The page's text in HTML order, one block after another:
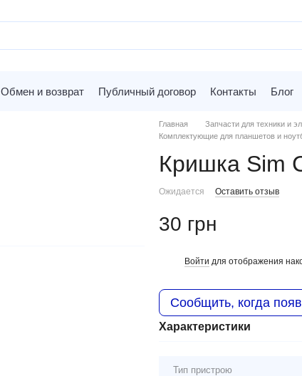
Обмен и возврат Публичный договор Контакты Блог
Главная Запчасти для техники и
Комплектующие для планшетов и
Кришка Sim
Ожидается Оставить отзыв
30 грн
Войти для отображения
Сообщить, когда
Характеристики
Тип пристрою